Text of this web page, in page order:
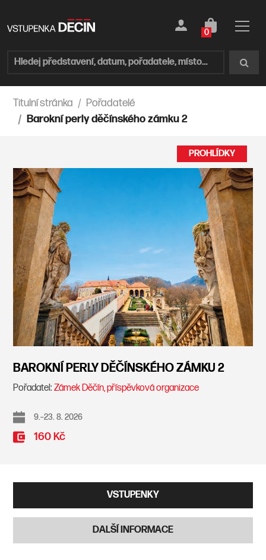
0
Titulní stránka
Pořadatelé
Barokní perly děčínského zámku 2
PROHLÍDKY
BAROKNÍ PERLY DĚČÍNSKÉHO ZÁMKU 2
Pořadatel: Zámek Děčín, příspěvková organizace
9.–23. 8. 2026
160 Kč
VSTUPENKY
DALŠÍ INFORMACE